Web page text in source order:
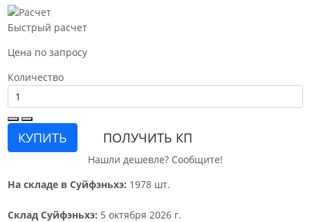
Быстрый расчет
Цена по запросу
Количество
КУПИТЬ ПОЛУЧИТЬ КП
Нашли дешевле? Сообщите!
На складе в Суйфэньхэ: 1978 шт.
Склад Суйфэньхэ: 5 октября 2026 г.